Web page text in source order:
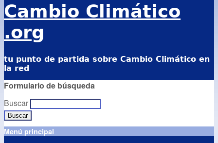
Cambio Climático
.org
tu punto de partida sobre Cambio Climático en
la red
Formulario de búsqueda
Buscar
Menú principal